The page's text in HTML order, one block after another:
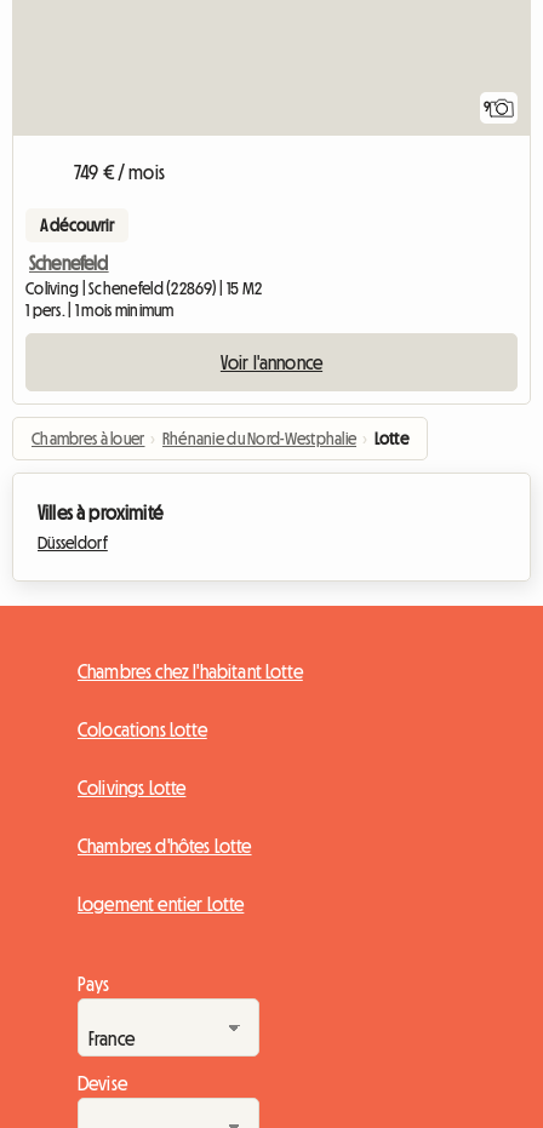
9
749 € / mois
A découvrir
Schenefeld
Coliving | Schenefeld (22869) | 15 M2
1 pers. | 1 mois minimum
Voir l'annonce
Chambres à louer › Rhénanie du Nord-Westphalie › Lotte
Villes à proximité
Düsseldorf
Chambres chez l'habitant Lotte
Colocations Lotte
Colivings Lotte
Chambres d'hôtes Lotte
Logement entier Lotte
Pays
Devise